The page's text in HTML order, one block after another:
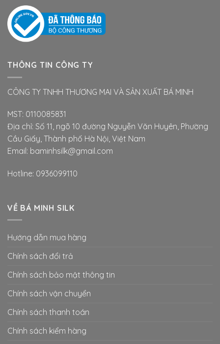
THÔNG TIN CÔNG TY
CÔNG TY TNHH THƯƠNG MAI VÀ SẢN XUẤT BÁ MINH
MST: 0110085831
Địa chỉ: Số 11, ngõ 10 đường Nguyễn Văn Huyên, Phường
Cầu Giấy, Thành phố Hà Nội, Việt Nam
Email: baminhsilk@gmail.com
Hotline: 0936099110
VỀ BÁ MINH SILK
Hướng dẫn mua hàng
Chính sách đổi trả
Chính sách bảo mật thông tin
Chính sách vận chuyển
Chính sách thanh toán
Chính sách kiểm hàng